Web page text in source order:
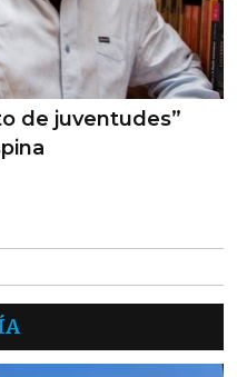
de juventudes”